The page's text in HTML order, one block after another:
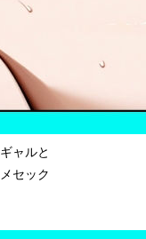
ャルと
セック